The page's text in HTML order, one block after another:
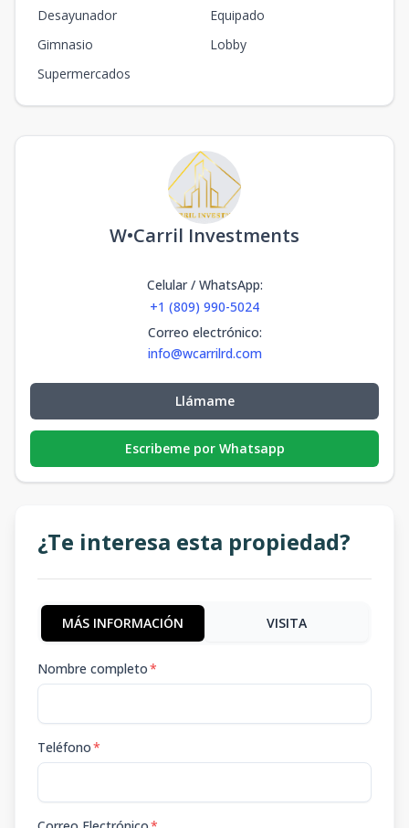
Desayunador
Equipado
Gimnasio
Lobby
Supermercados
W•Carril Investments
Celular / WhatsApp:
+1 (809) 990-5024
Correo electrónico:
info@wcarrilrd.com
Llámame
Escribeme por Whatsapp
¿Te interesa esta propiedad?
MÁS INFORMACIÓN VISITA
Nombre completo*
Teléfono*